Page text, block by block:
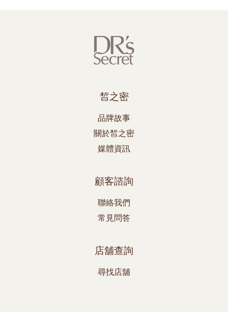
皙之密
品牌故事
關於皙之密
媒體資訊
顧客諮詢
聯絡我們
常見問答
店舖查詢
尋找店舖